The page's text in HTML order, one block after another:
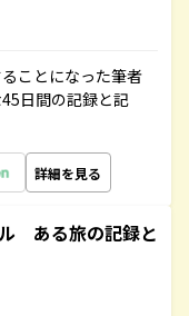
ことになった筆者
日間の記録と記
詳細を見る
ある旅の記録と